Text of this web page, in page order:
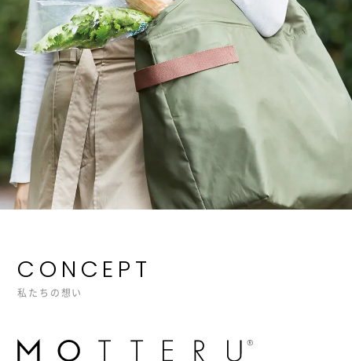
CONCEPT
私たちの想い